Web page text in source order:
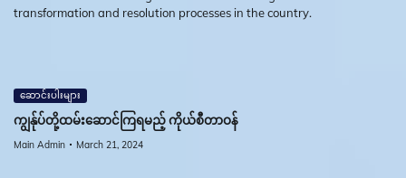
transformation and resolution processes in the country.
ဆောင်းပါးများ
ကျွန်ုပ်တို့ထမ်းဆောင်ကြရမည့် ကိုယ်စီတာဝန်
Main Admin March 21, 2024